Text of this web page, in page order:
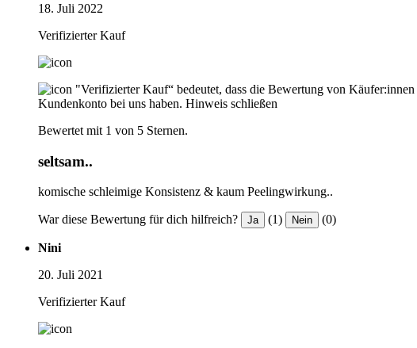
18. Juli 2022
Verifizierter Kauf
"Verifizierter Kauf“ bedeutet, dass die Bewertung von
Kundenkonto bei uns haben. Hinweis schließen
Bewertet mit 1 von 5 Sternen.
seltsam..
komische schleimige Konsistenz & kaum Peelingwirkung..
War diese Bewertung für dich hilfreich? Ja (1) Nein (0)
Nini
20. Juli 2021
Verifizierter Kauf